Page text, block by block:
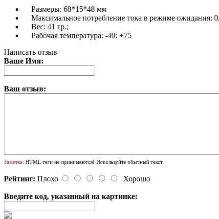
Размеры: 68*15*48 мм
Максимальное потребление тока в режиме ожидания:
Вес: 41 гр.;
Рабочая температура: -40: +75
Написать отзыв
Ваше Имя:
Ваш отзыв:
Заметка: HTML теги не принимаются! Используйте обычный текст.
Рейтинг: Плохо Хорошо
Введите код, указанный на картинке: